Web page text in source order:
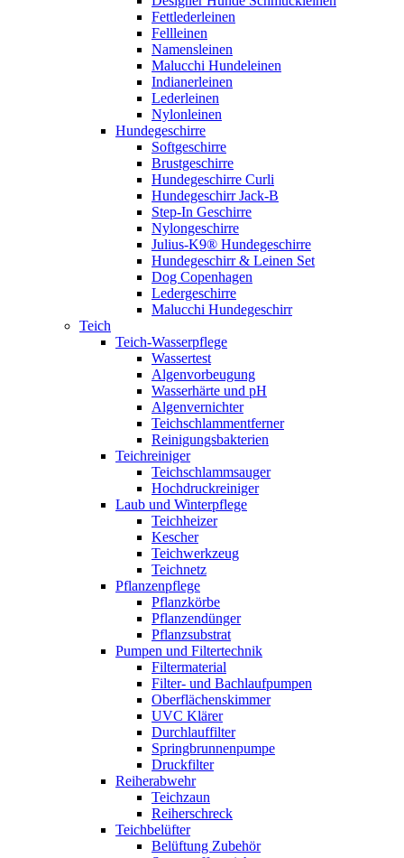
Fettlederleinen
Fellleinen
Namensleinen
Malucchi Hundeleinen
Indianerleinen
Lederleinen
Nylonleinen
Hundegeschirre
Softgeschirre
Brustgeschirre
Hundegeschirre Curli
Hundegeschirr Jack-B
Step-In Geschirre
Nylongeschirre
Julius-K9® Hundegeschirre
Hundegeschirr & Leinen Set
Dog Copenhagen
Ledergeschirre
Malucchi Hundegeschirr
Teich
Teich-Wasserpflege
Wassertest
Algenvorbeugung
Wasserhärte und pH
Algenvernichter
Teichschlammentferner
Reinigungsbakterien
Teichreiniger
Teichschlammsauger
Hochdruckreiniger
Laub und Winterpflege
Teichheizer
Kescher
Teichwerkzeug
Teichnetz
Pflanzenpflege
Pflanzkörbe
Pflanzendünger
Pflanzsubstrat
Pumpen und Filtertechnik
Filtermaterial
Filter- und Bachlaufpumpen
Oberflächenskimmer
UVC Klärer
Durchlauffilter
Springbrunnenpumpe
Druckfilter
Reiherabwehr
Teichzaun
Reiherschreck
Teichbelüfter
Belüftung Zubehör